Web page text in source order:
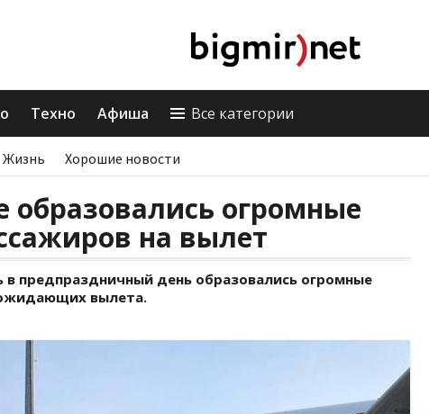
Техно Афиша Все категории
Жизнь Хорошие новости
образовались огромные
на вылет
в предпраздничный день образовались огромные
вылета.